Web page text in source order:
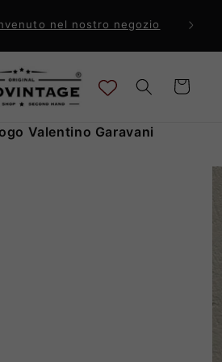
nel nostro negozio
Carrello
Valentino Garavani